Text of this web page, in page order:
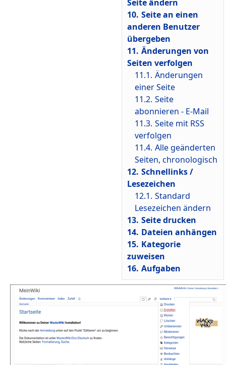
Seite ändern
10. Seite an einen
anderen Benutzer
übergeben
11. Änderungen von
Seiten verfolgen
11.1. Änderungen
einer Seite
11.2. Seite
abonnieren - E-Mail
11.3. Seite mit RSS
verfolgen
11.4. Alle geänderten
Seiten, chronologisch
12. Schnellinks /
Lesezeichen
12.1. Standard
Lesezeichen ändern
13. Seite drucken
14. Dateien anhängen
15. Kategorie
zuweisen
16. Aufgaben